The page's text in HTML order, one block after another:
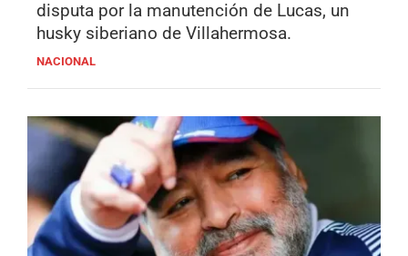
disputa por la manutención de Lucas, un
husky siberiano de Villahermosa.
NACIONAL